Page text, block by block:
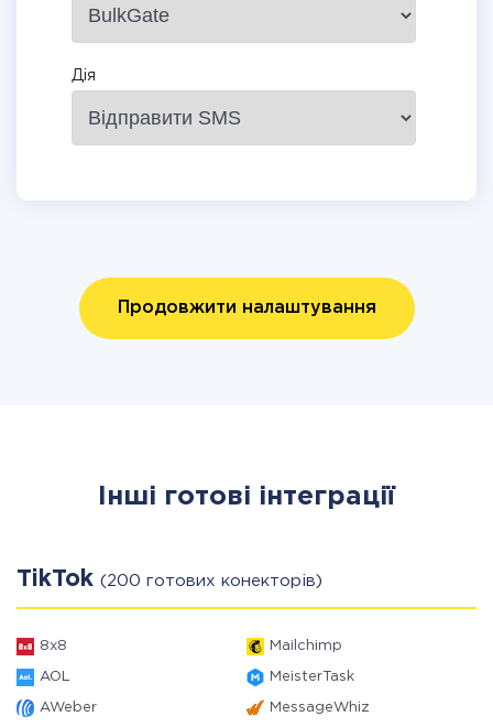
Дія
Продовжити налаштування
Інші готові інтеграції
TikTok (200 готових конекторів)
8x8 Mailchimp
AOL MeisterTask
AWeber MessageWhiz